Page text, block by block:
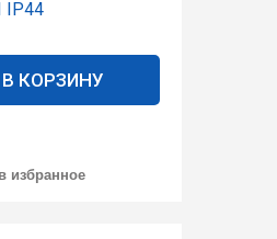
IP44
В КОРЗИНУ
избранное